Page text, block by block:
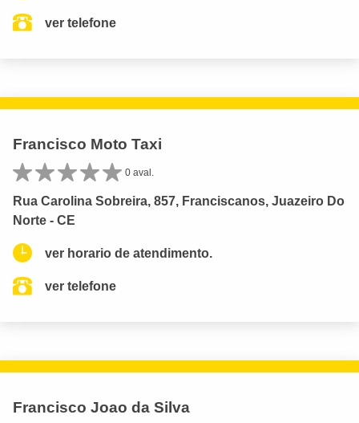
ver telefone
Francisco Moto Taxi
0 aval.
Rua Carolina Sobreira, 857, Franciscanos, Juazeiro Do
Norte - CE
ver horario de atendimento.
ver telefone
Francisco Joao da Silva